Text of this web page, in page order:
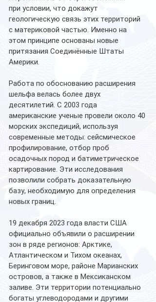
при условии, что докажут
геологическую связь этих территорий
с материковой частью. Именно на
этом принципе основаны новые
притязания Соединённые Штаты
Америки.
Работа по обоснованию расширения
шельфа велась более двух
десятилетий. С 2003 года
американские ученые провели около 40
морских экспедиций, используя
современные методы: сейсмическое
профилирование, отбор проб
осадочных пород и батиметрическое
картирование. Эти исследования
позволили собрать доказательную
базу, необходимую для определения
новых границ.
19 декабря 2023 года власти США
официально объявили о расширении
зон в ряде регионов: Арктике,
Атлантическом и Тихом океанах,
Беринговом море, районе Марианских
островов, а также в Мексиканском
заливе. Эти территории потенциально
богаты углеводородами и другими